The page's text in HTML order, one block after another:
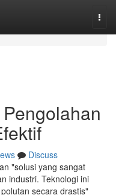
Discuss
"solusi yang sangat
industri. Teknologi ini
secara drastis"